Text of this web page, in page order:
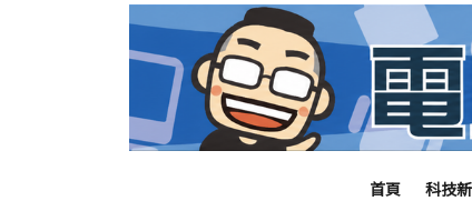
首頁 科技